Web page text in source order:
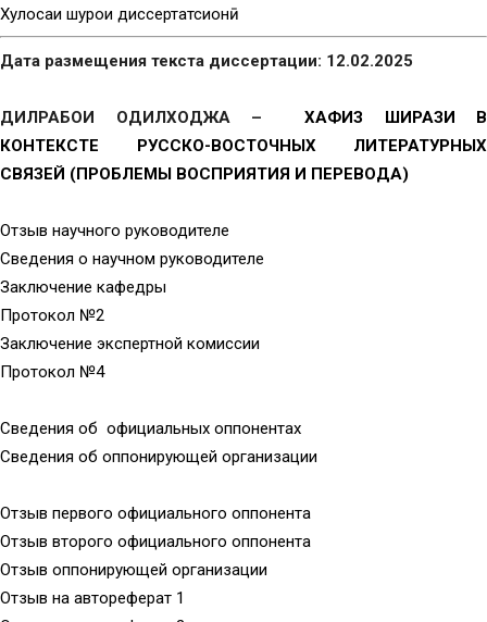
Хулосаи шурои диссертатсионӣ
Дата размещения текста диссертации: 12.02.2025
ДИЛРАБОИ ОДИЛХОДЖА –
ХАФИЗ ШИРАЗИ В
КОНТЕКСТЕ РУССКО-ВОСТОЧНЫХ ЛИТЕРАТУРНЫХ
СВЯЗЕЙ (ПРОБЛЕМЫ ВОСПРИЯТИЯ И ПЕРЕВОДА)
Отзыв научного руководителе
Сведения о научном руководителе
Заключение кафедры
Протокол №2
Заключение экспертной комиссии
Протокол №4
Сведения об официальных оппонентах
Сведения об оппонирующей организации
Отзыв первого официального оппонента
Отзыв второго официального оппонента
Отзыв оппонирующей организации
Отзыв на автореферат 1